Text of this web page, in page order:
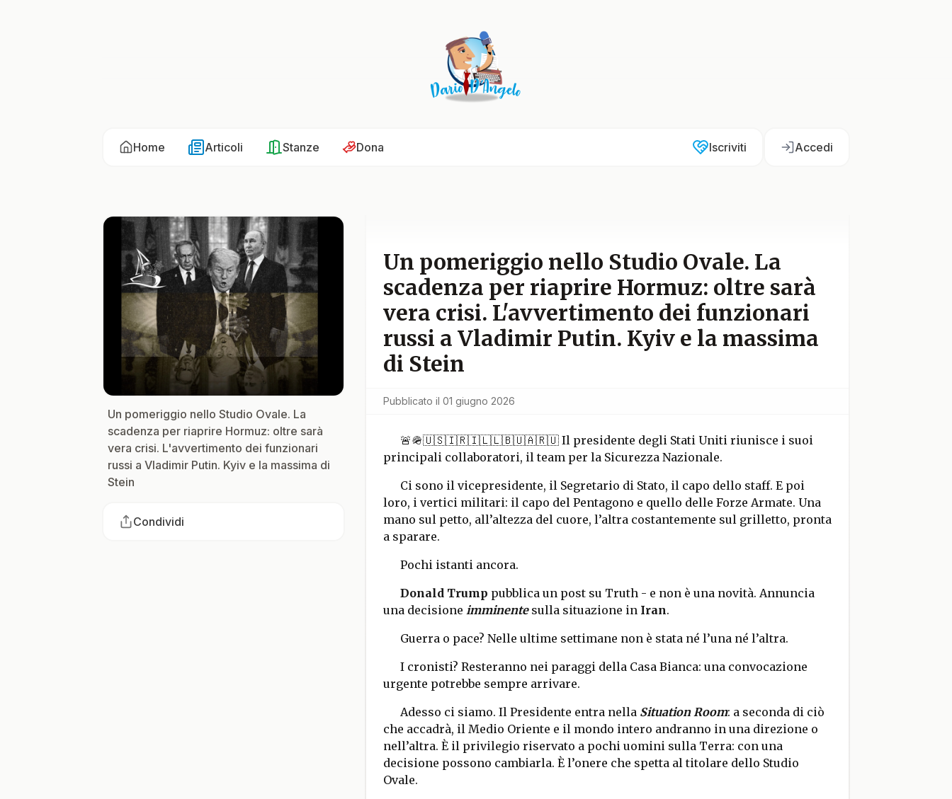
Home Articoli Stanze Dona Iscriviti Accedi
Un pomeriggio nello Studio Ovale. La
scadenza per riaprire Hormuz: oltre sarà
vera crisi. L'avvertimento dei funzionari
russi a Vladimir Putin. Kyiv e la massima di
Stein
Condividi
Un pomeriggio nello Studio Ovale. La
scadenza per riaprire Hormuz: oltre sarà
vera crisi. L'avvertimento dei funzionari
russi a Vladimir Putin. Kyiv e la massima
di Stein
Pubblicato il 01 giugno 2026
🚨🪖🇺🇸🇮🇷🇮🇱🇱🇧🇺🇦🇷🇺 Il presidente degli Stati Uniti riunisce i suoi
principali collaboratori, il team per la Sicurezza Nazionale.
Ci sono il vicepresidente, il Segretario di Stato, il capo dello staff. E poi
loro, i vertici militari: il capo del Pentagono e quello delle Forze Armate. Una
mano sul petto, all’altezza del cuore, l’altra costantemente sul grilletto, pronta
a sparare.
Pochi istanti ancora.
Donald Trump pubblica un post su Truth - e non è una novità. Annuncia
una decisione imminentesulla situazione in Iran.
Guerra o pace? Nelle ultime settimane non è stata né l’una né l’altra.
I cronisti? Resteranno nei paraggi della Casa Bianca: una convocazione
urgente potrebbe sempre arrivare.
Adesso ci siamo. Il Presidente entra nellaSituation Room: a seconda di ciò
che accadrà, il Medio Oriente e il mondo intero andranno in una direzione o
nell’altra. È il privilegio riservato a pochi uomini sulla Terra: con una
decisione possono cambiarla. È l’onere che spetta al titolare dello Studio
Ovale.